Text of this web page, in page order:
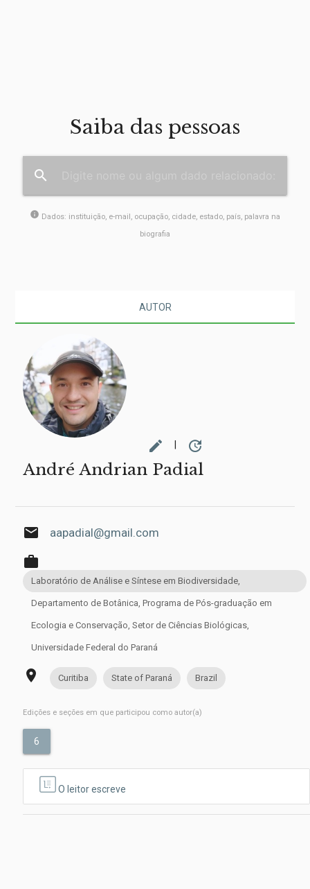
Saiba das pessoas
search
info Dados: instituição, e-mail, ocupação, cidade, estado, país, palavra na
biografia
AUTOR
edit update
André Andrian Padial
email aapadial@gmail.com
work
Laboratório de Análise e Síntese em Biodiversidade,
Departamento de Botânica, Programa de Pós-graduação em
Ecologia e Conservação, Setor de Ciências Biológicas,
Universidade Federal do Paraná
place Curitiba State of Paraná Brazil
Edições e seções em que participou como autor(a)
6
O leitor escreve